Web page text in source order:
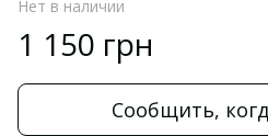
Нет в наличии
1 150 грн
Сообщить,